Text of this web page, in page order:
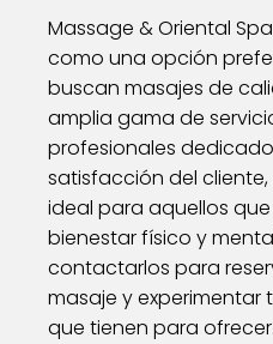
Massage & Oriental
como una opción
buscan masajes de
amplia gama de
profesionales
satisfacción del
ideal para aquellos
bienestar físico y
contactarlos para
masaje y experimentar
que tienen para ofrecer.